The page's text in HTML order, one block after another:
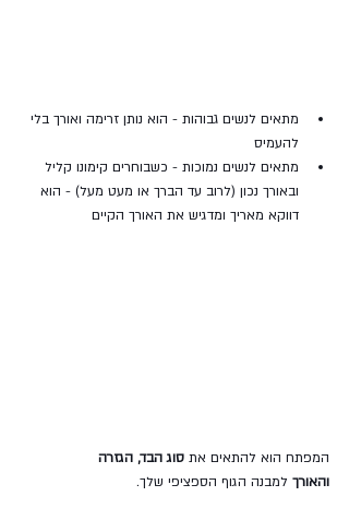
מתאים לנשים גבוהות - הוא נותן זרימה ואורך בלי
להעמיס
מתאים לנשים נמוכות - כשבוחרים קימונו קליל
ובאורך נכון (לרוב עד הברך או מעט מעל) - הוא
דווקא מאריך ומדגיש את האורך הקיים
המפתח הוא להתאים את סוג הבד, הגזרה
והאורך למבנה הגוף הספציפי שלך.